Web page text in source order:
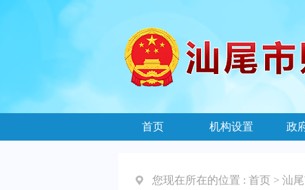
首页 机构设置 政
您现在所在的位置 : 首页 > 汕